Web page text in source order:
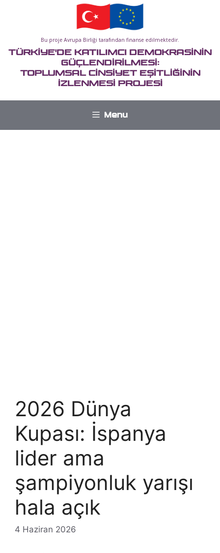
Bu proje Avrupa Birliği tarafından finanse edilmektedir.
TÜRKİYE'DE KATILIMCI DEMOKRASİNİN
GÜÇLENDİRİLMESİ:
TOPLUMSAL CİNSİYET EŞİTLİĞİNİN
İZLENMESİ PROJESİ
Menu
2026 Dünya
Kupası: İspanya
lider ama
şampiyonluk yarışı
hala açık
4 Haziran 2026